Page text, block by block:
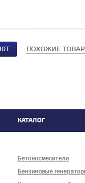
ПОХОЖИЕ
КАТАЛОГ
Бетоносмесители
Бензиновые